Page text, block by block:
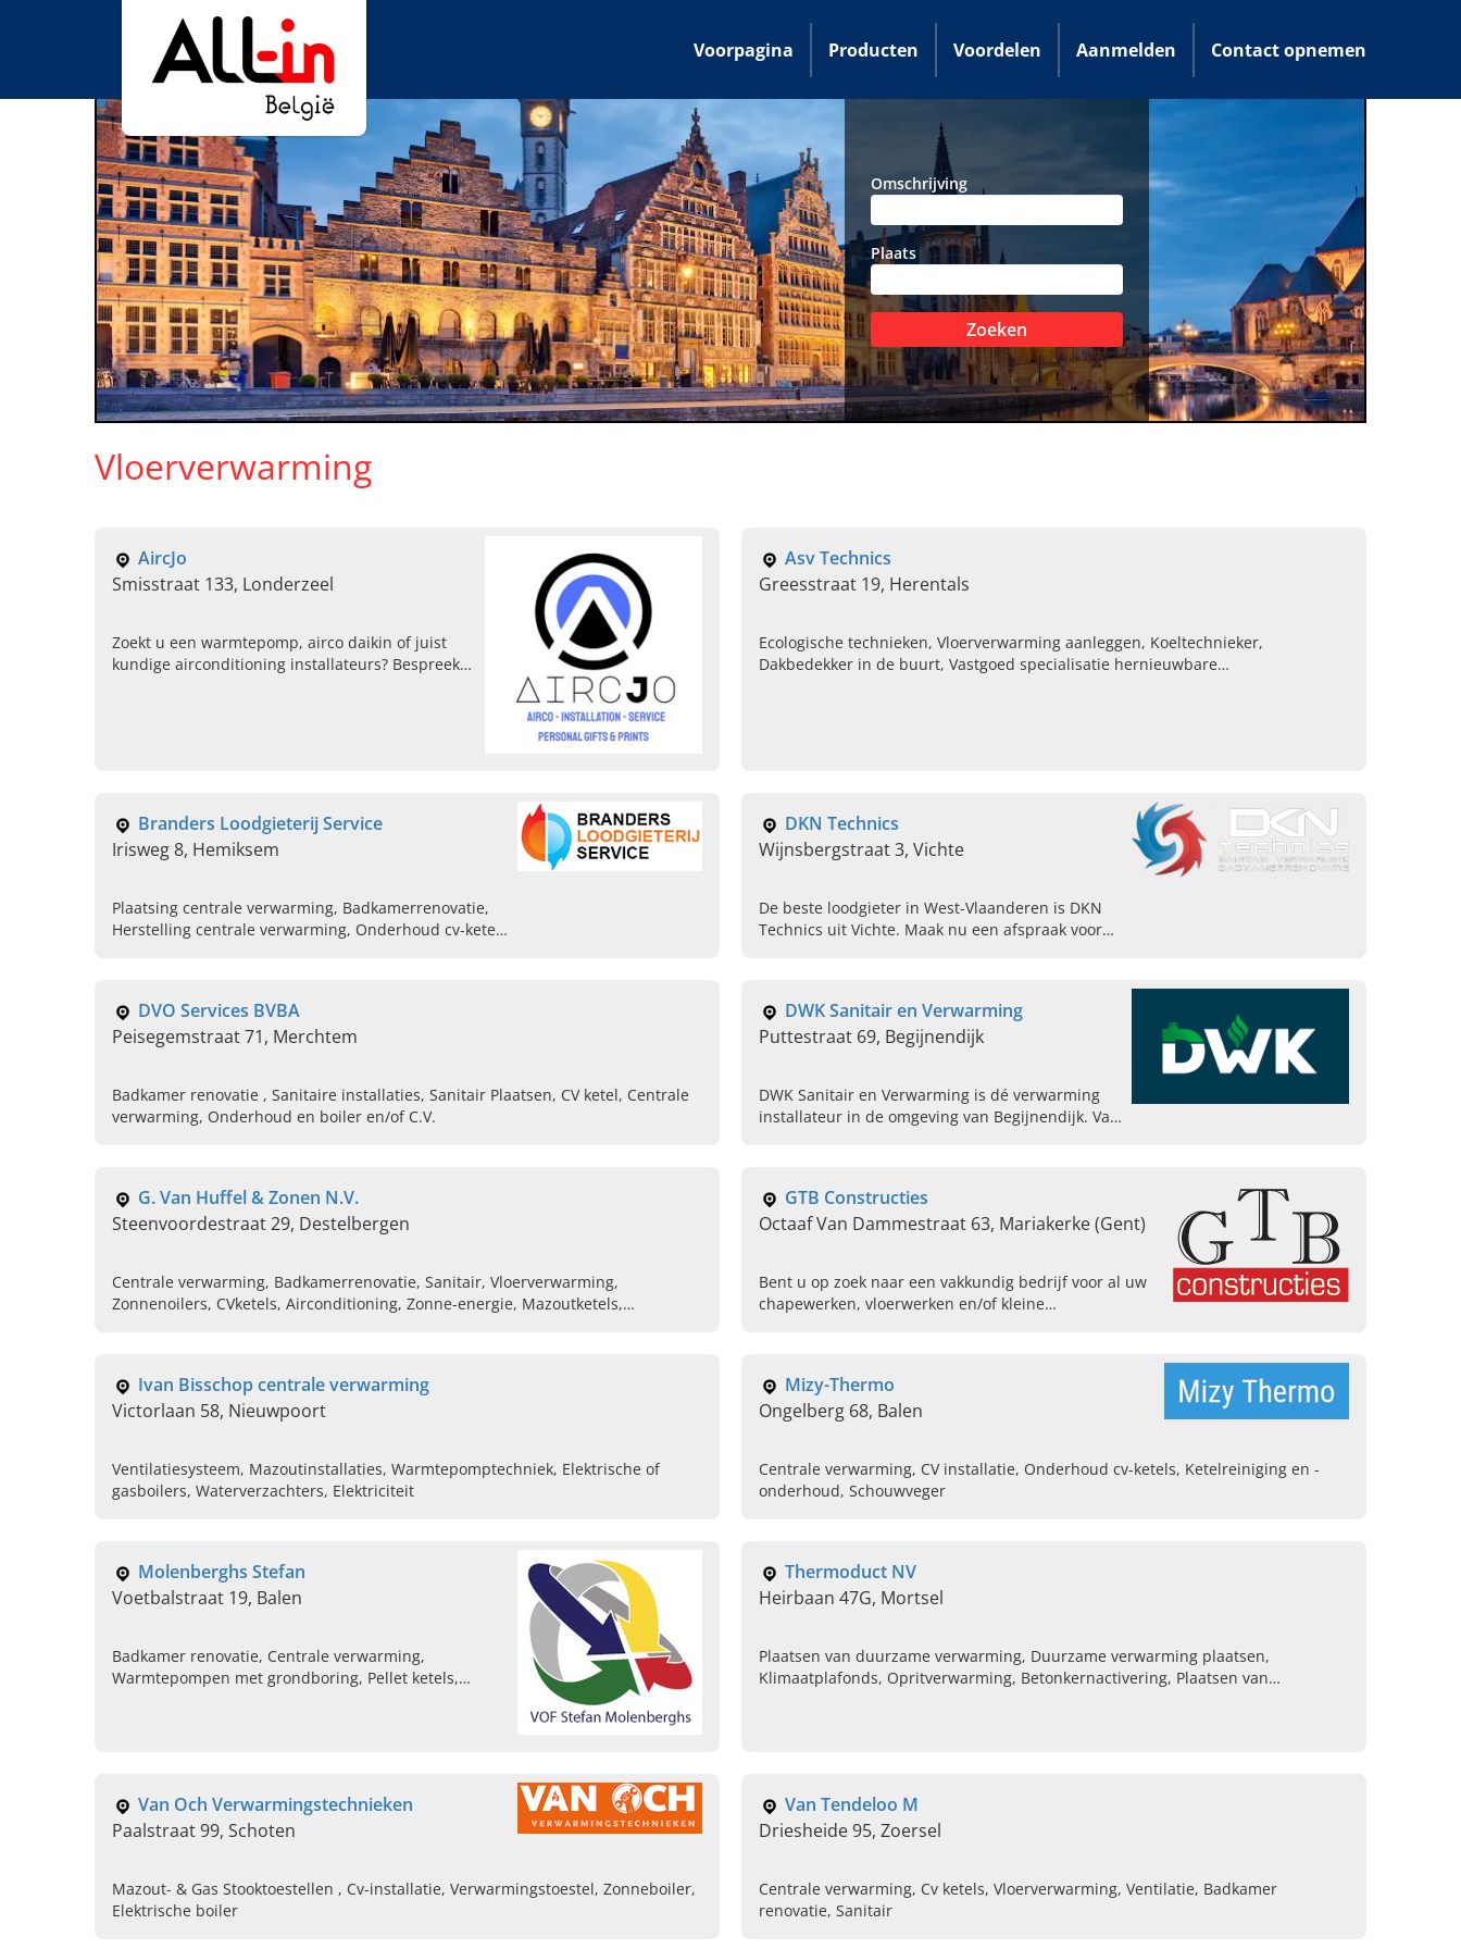
Voorpagina Producten Voordelen Aanmelden Contact opnemen
Omschrijving
Plaats
Zoeken
Vloerverwarming
AircJo
Smisstraat 133, Londerzeel
Zoekt u een warmtepomp, airco daikin of juist
kundige airconditioning installateurs? Bespreek
Asv Technics
Greesstraat 19, Herentals
Ecologische technieken, Vloerverwarming aanleggen, Koeltechnieker,
Dakbedekker in de buurt, Vastgoed specialisatie hernieuwbare
Branders Loodgieterij Service
Irisweg 8, Hemiksem
Plaatsing centrale verwarming, Badkamerrenovatie,
Herstelling centrale verwarming, Onderhoud cv-ketel,
DKN Technics
Wijnsbergstraat 3, Vichte
De beste loodgieter in West-Vlaanderen is DKN
Technics uit Vichte. Maak nu een afspraak voor
DVO Services BVBA
Peisegemstraat 71, Merchtem
Badkamer renovatie , Sanitaire installaties, Sanitair Plaatsen, CV ketel, Centrale
verwarming, Onderhoud en boiler en/of C.V.
DWK Sanitair en Verwarming
Puttestraat 69, Begijnendijk
DWK Sanitair en Verwarming is dé verwarming
installateur in de omgeving van Begijnendijk. Van
G. Van Huffel & Zonen N.V.
Steenvoordestraat 29, Destelbergen
Centrale verwarming, Badkamerrenovatie, Sanitair, Vloerverwarming,
Zonnenoilers, CVketels, Airconditioning, Zonne-energie, Mazoutketels,
GTB Constructies
Octaaf Van Dammestraat 63, Mariakerke (Gent)
Bent u op zoek naar een vakkundig bedrijf voor al uw
chapewerken, vloerwerken en/of kleine
Ivan Bisschop centrale verwarming
Victorlaan 58, Nieuwpoort
Ventilatiesysteem, Mazoutinstallaties, Warmtepomptechniek, Elektrische of
gasboilers, Waterverzachters, Elektriciteit
Mizy-Thermo
Ongelberg 68, Balen
Centrale verwarming, CV installatie, Onderhoud cv-ketels, Ketelreiniging en -
onderhoud, Schouwveger
Molenberghs Stefan
Voetbalstraat 19, Balen
Badkamer renovatie, Centrale verwarming,
Warmtepompen met grondboring, Pellet ketels,
Thermoduct NV
Heirbaan 47G, Mortsel
Plaatsen van duurzame verwarming, Duurzame verwarming plaatsen,
Klimaatplafonds, Opritverwarming, Betonkernactivering, Plaatsen van
Van Och Verwarmingstechnieken
Paalstraat 99, Schoten
Mazout- & Gas Stooktoestellen , Cv-installatie, Verwarmingstoestel, Zonneboiler,
Elektrische boiler
Van Tendeloo M
Driesheide 95, Zoersel
Centrale verwarming, Cv ketels, Vloerverwarming, Ventilatie, Badkamer
renovatie, Sanitair